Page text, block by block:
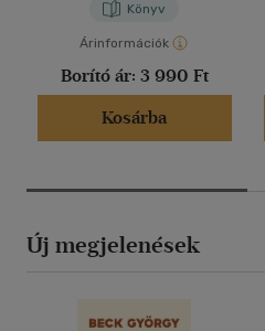
Könyv
Árinformációk
Borító ár: 3 990 Ft
Kosárba
Új megjelenések